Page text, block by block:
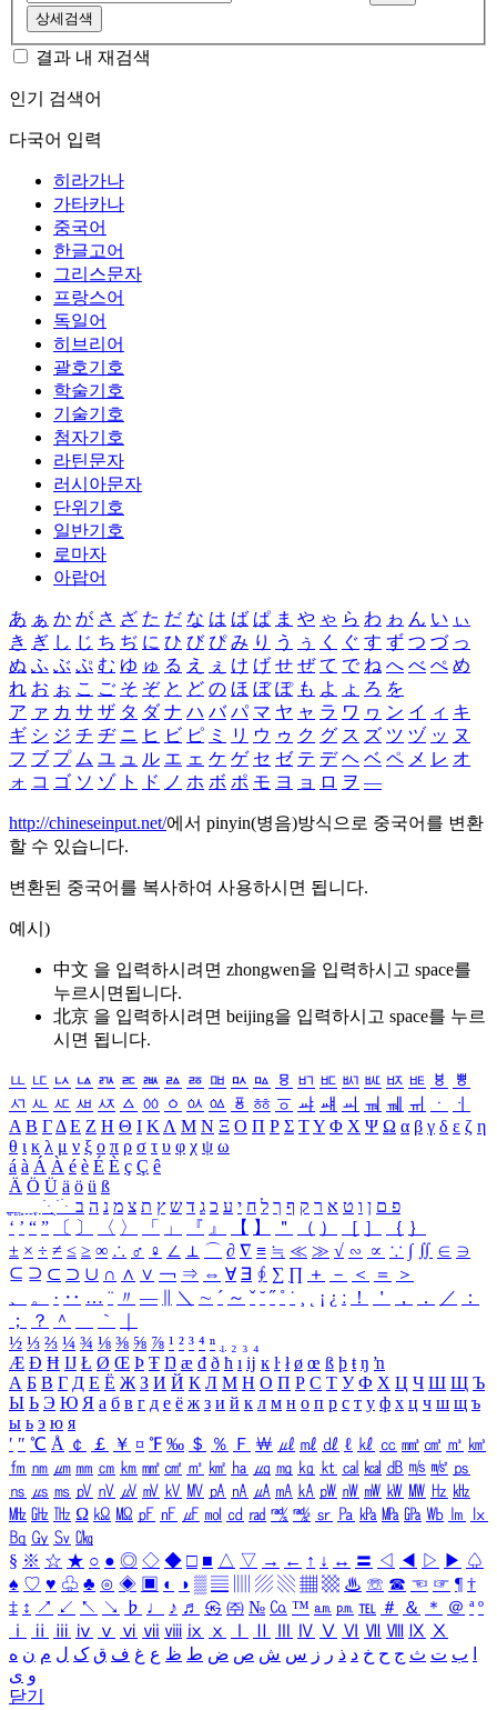
상세검색
결과 내 재검색
인기 검색어
다국어 입력
히라가나
가타카나
중국어
한글고어
그리스문자
프랑스어
독일어
히브리어
괄호기호
학술기호
기술기호
첨자기호
라틴문자
러시아문자
단위기호
일반기호
로마자
아랍어
あ ぁ か が さ ざ た だ な は ば ぱ ま や ゃ ら わ ゎ ん い ぃ
き ぎ し じ ち ぢ に ひ び ぴ み り う ぅ く ぐ す ず つ づ っ
ぬ ふ ぶ ぷ む ゆ ゅ る え ぇ け げ せ ぜ て で ね へ べ ぺ め
れ お ぉ こ ご そ ぞ と ど の ほ ぼ ぽ も よ ょ ろ を
ア ァ カ サ ザ タ ダ ナ ハ バ パ マ ヤ ャ ラ ワ ヮ ン イ ィ キ
ギ シ ジ チ ヂ ニ ヒ ビ ピ ミ リ ウ ゥ ク グ ス ズ ツ ヅ ッ ヌ
フ ブ プ ム ユ ュ ル エ ェ ケ ゲ セ ゼ テ デ ヘ ベ ペ メ レ オ
ォ コ ゴ ソ ゾ ト ド ノ ホ ボ ポ モ ヨ ョ ロ ヲ ―
http://chineseinput.net/에서 pinyin(병음)방식으로 중국어를 변환
할 수 있습니다.
변환된 중국어를 복사하여 사용하시면 됩니다.
예시)
中文 을 입력하시려면 zhongwen을 입력하시고 space를
누르시면됩니다.
北京 을 입력하시려면 beijing을 입력하시고 space를 누르
시면 됩니다.
ㅥ ㅦ ㅧ ㅨ ㅩ ㅪ ㅫ ㅬ ㅭ ㅮ ㅯ ㅰ ㅱ ㅲ ㅳ ㅴ ㅵ ㅶ ㅷ ㅸ
ㅹ
ㅺ ㅻ ㅼ ㅽ ㅾ ㅿ ㆀ ㆁ ㆂ ㆃ ㆄ ㆅ ㆆ ㆇ ㆈ ㆉ ㆊ ㆋ ㆌ ㆍ
ㆎ
Α Β ΓΔ Ε Ζ Η Θ Ι ΚΛ Μ Ν Ξ Ο Π Ρ Σ ΤΥ Φ Χ Ψ Ω α β γ δ ε ζ η
θ ι κ λ μ ν ξ ο π ρ σ τ υ φ χ ψ ω
á à Á À é è É È ç Ç ê
Ä Ö Ü ä ö ü ß
ִֶֹ ֻּ ׁׂ פ ם ן ו ט א ר ק ף ך ל ח י ע כ ג ד ש ץ ת צ מ נ ה ב
‘ ’ “ ” 〔 〕 〈 〉 「 」 『 』 【 】 ＂ （ ） ［ ］ ｛ ｝
± × ÷ ≠ ≤ ≥ ∞ ∴ ♂ ♀ ∠ ⊥ ⌒ ∂ ∇ ≡ ≒ ≪ ≫ √ ∽ ∝ ∵ ∫ ∬ ∈ ∋
⊆ ⊇ ⊂ ⊃ ∪ ∩ ∧ ∨ ￢ ⇒ ⇔ ∀ ∃ ∮ ∑ ∏ ＋ － ＜ ＝
＞
、
。 · ‥ … ¨ 〃 ― ＼ ∼ ´ ～ ˇ ˘ ˝ ˚ ˙ ¸ ¡ ¿ ː ！ ＇ ， ． ／
：
；
？ ＾ ｀
½ ⅓ ⅔ ¼ ¾ ⅛ ⅜ ⅝ ⅞ ¹ ² ³ ⁴ ⁿ ₁ ₂ ₃ ₄
Æ Ð Ħ Ĳ Ł Ø Œ Þ Ŧ Ŋ æ đ ð ħ ı ĳ ĸ ŀ ł ø œ ß þ ŧ ŋ ŉ
А Б В Г Д Е Ё Ж З И Й К Л М Н О П Р С Т У Ф Х Ц Ч Ш Щ Ъ
Ы Ь Э Ю Я а б в г д е ё ж з и й к л м н о п р с т у ф х ц ч ш щ ъ
ы ь э ю я
′ ″ ℃ Å ￠ ￡ ￥ ¤ ℉ ‰ ＄ ％ Ｆ ￦ ㎕ ㎖ ㎗ ℓ ㎘ ㏄ ㎣ ㎤ ㎥ ㎦
㎙ ㎚ ㎛ ㎜ ㎝ ㎞ ㎟ ㎠ ㎡ ㎢ ㏊ ㎍ ㎎ ㎏ ㏏ ㎈ ㎉ ㏈ ㎧ ㎨ ㎰
㎱ ㎲ ㎳ ㎴ ㎵ ㎶ ㎷ ㎸ ㎹ ㎀ ㎁ ㎂ ㎃ ㎄ ㎺ ㎻ ㎽ ㎾ ㎿ ㎐ ㎑
㎒ ㎓ ㎔ Ω ㏀ ㏁ ㎊ ㎋ ㎌ ㏖ ㏅ ㎭ ㎮ ㎯ ㏛ ㎩ ㎪ ㎫ ㎬ ㏝ ㏐
㏓
㏃ ㏉ ㏜ ㏆
§ ※ ☆ ★ ○ ● ◎ ◇ ◆ □ ■ △ ▽ → ← ↑ ↓ ↔ 〓 ◁ ◀ ▷ ▶ ♤
♠ ♡ ♥ ♧ ♣ ⊙ ◈ ▣ ◐ ◑ ▒ ▤ ▨ ▧ ▦ ▩ ♨ ☏ ☎ ☜ ☞ ¶ †
‡ ↕ ↗ ↙ ↖ ↘ ♭ ♩ ♪ ♬ ㉿ ㈜ № ㏇ ™ ㏂ ㏘ ℡ ＃ ＆ ＊ ＠ ª º
ⅰ
ⅱ ⅲ ⅳ ⅴ ⅵ ⅶ ⅷ ⅸ ⅹ Ⅳ Ⅴ Ⅵ Ⅶ Ⅷ Ⅸ Ⅹ
ب ت ث ج ح خ د ذ ر ز س ش ص ض ط ظ ع غ ف ق ک ل م ن ه
و ی
닫기